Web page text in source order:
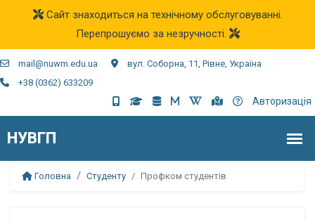
Сайт знаходиться на технічному обслуговуванні.
Перепрошуємо за незручності.
mail@nuwm.edu.ua
вул. Соборна, 11, Рівне, Україна
+38 (0362) 633209
Авторизація
Головна Студенту Профком студентів